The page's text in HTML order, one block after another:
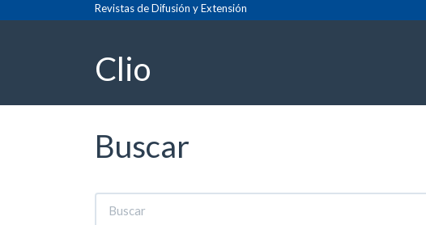
Navegación
principal
Revistas de Difusión y Extensión
Clio
Buscar
Buscar
artículos